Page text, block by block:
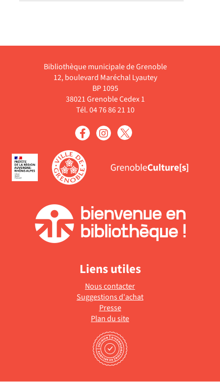
Bibliothèque municipale de Grenoble
12, boulevard Maréchal Lyautey
BP 1095
38021 Grenoble Cedex 1
Tél. 04 76 86 21 10
Liens utiles
Nous contacter
Suggestions d'achat
Presse
Plan du site